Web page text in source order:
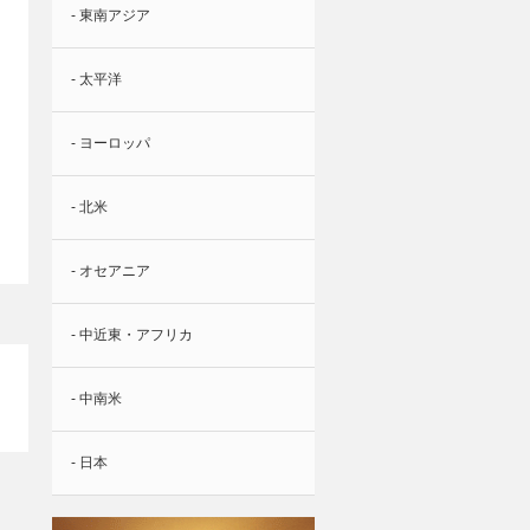
- 東南アジア
- 太平洋
- ヨーロッパ
- 北米
- オセアニア
- 中近東・アフリカ
- 中南米
- 日本